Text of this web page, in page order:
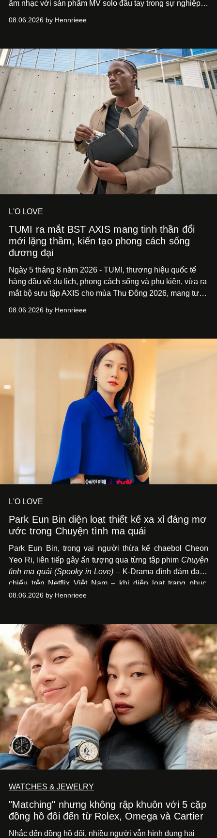
âm nhạc với sản phẩm MV solo đầu tay trong sự nghiệp -
bước chuyển mình của 14 Casper sau chương trình, mà
của nam nghệ sĩ khi lần đầu tiên anh trình làng một MV
solo được đầu tư toàn diện từ sáng tác, sản xuất, trình
diễn đến hình ảnh.
08.06.2026 by Hennrieee
L'O LOVE
TUMI ra mắt BST AXIS mang tinh thần đổi
mới lặng thầm, kiến tạo phong cách sống
đương đại
Ngày 5 tháng 8 năm 2026 - TUMI, thương hiệu quốc tế
hàng đầu về du lịch, phong cách sống và phụ kiện, vừa ra
mắt bộ sưu tập AXIS cho mùa Thu Đông 2026, mang tư
và phong cách sống hiện đại bằng thiết kế sắc nét, chuẩn
08.06.2026 by Hennrieee
L'O LOVE
Park Eun Bin diện loạt thiết kế xa xỉ đáng mơ
ước trong Chuyện tình ma quái
Park Eun Bin, trong vai người thừa kế chaebol Cheon
Yeo Ri, liên tiếp gây ấn tượng qua từng tập phim Chuyện
tình ma quái (Spooky in Love) – K-Drama đình đám đang
chiếu trên Netflix Việt Nam – khi diện loạt trang phục,
đồng hồ & trang sức xa xỉ tương xứng với địa vị trên màn
08.06.2026 by Hennrieee
WATCHES & JEWELRY
"Matching" nhưng không rập khuôn với 5 cặp
đồng hồ đôi đến từ Rolex, Omega và Cartier
Nhắc đến đồng hồ đôi, nhiều người vẫn hình dung hai